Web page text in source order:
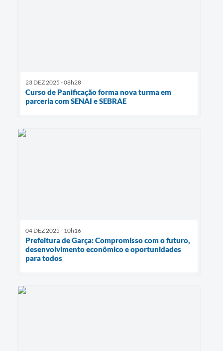
23 DEZ 2025 - 08h28
Curso de Panificação forma nova turma em
parceria com SENAI e SEBRAE
04 DEZ 2025 - 10h16
Prefeitura de Garça: Compromisso com o futuro,
desenvolvimento econômico e oportunidades
para todos